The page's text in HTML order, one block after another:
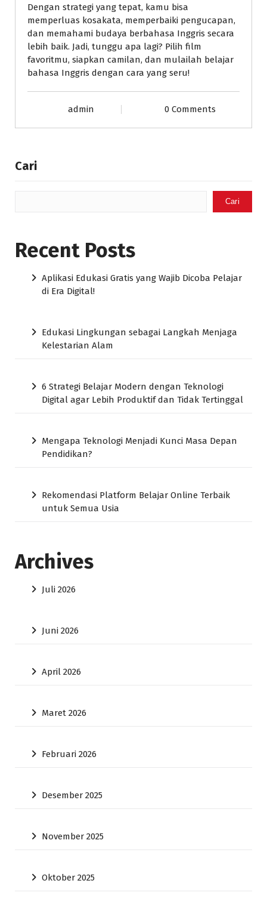
Dengan strategi yang tepat, kamu bisa
memperluas kosakata, memperbaiki pengucapan,
dan memahami budaya berbahasa Inggris secara
lebih baik. Jadi, tunggu apa lagi? Pilih film
favoritmu, siapkan camilan, dan mulailah belajar
bahasa Inggris dengan cara yang seru!
admin 0 Comments
Cari
Cari
Recent Posts
Aplikasi Edukasi Gratis yang Wajib Dicoba Pelajar
di Era Digital!
Edukasi Lingkungan sebagai Langkah Menjaga
Kelestarian Alam
6 Strategi Belajar Modern dengan Teknologi
Digital agar Lebih Produktif dan Tidak Tertinggal
Mengapa Teknologi Menjadi Kunci Masa Depan
Pendidikan?
Rekomendasi Platform Belajar Online Terbaik
untuk Semua Usia
Archives
Juli 2026
Juni 2026
April 2026
Maret 2026
Februari 2026
Desember 2025
November 2025
Oktober 2025